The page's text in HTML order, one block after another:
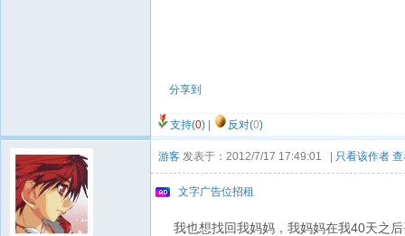
分享到
支持(0) 反对(0)
游客 发表于：2012/7/17 17:49:01 | 只看该作者
文字广告位招租
我也想找回我妈妈，我妈妈在我40天之